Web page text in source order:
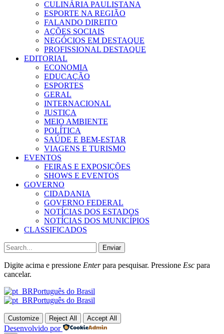
CULINÁRIA PAULISTANA
ESPORTE NA REGIÃO
FALANDO DIREITO
AÇÕES SOCIAIS
NEGÓCIOS EM DESTAQUE
PROFISSIONAL DESTAQUE
EDITORIAL
ECONOMIA
EDUCAÇÃO
ESPORTES
GERAL
INTERNACIONAL
JUSTIÇA
MEIO AMBIENTE
POLÍTICA
SAÚDE E BEM-ESTAR
VIAGENS E TURISMO
EVENTOS
FEIRAS E EXPOSIÇÕES
SHOWS E EVENTOS
GOVERNO
CIDADANIA
GOVERNO FEDERAL
NOTÍCIAS DOS ESTADOS
NOTÍCIAS DOS MUNICÍPIOS
CLASSIFICADOS
Enviar
Digite acima e pressione Enterpara pesquisar. Pressione Esc para
cancelar.
Português do Brasil
Português do Brasil
Customize Reject All Accept All
Desenvolvido por